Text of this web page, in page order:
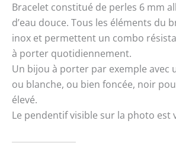
Bracelet constitué de perles 6 mm
d’eau douce. Tous les éléments du
inox et permettent un combo
à porter quotidiennement.
Un bijou à porter par exemple avec
ou blanche, ou bien foncée, noir
élevé.
Le pendentif visible sur la photo est